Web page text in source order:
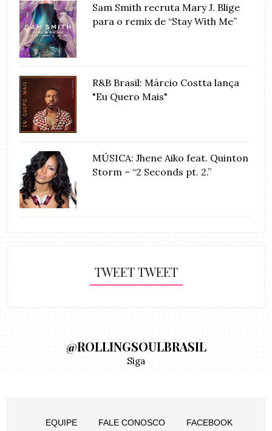
Sam Smith recruta Mary J. Blige
para o remix de “Stay With Me”
R&B Brasil: Márcio Costta lança
"Eu Quero Mais"
MÚSICA: Jhene Aiko feat. Quinton
Storm – “2 Seconds pt. 2.”
TWEET TWEET
@ROLLINGSOULBRASIL
Siga
EQUIPE FALE CONOSCO FACEBOOK